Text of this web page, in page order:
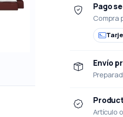
Pago
Compra
Envío
Artículo